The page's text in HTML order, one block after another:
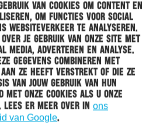
van cookies om content en
om functies voor social
websiteverkeer te analyseren.
je gebruik van onze site met
media, adverteren en analyse.
gegevens combineren met
ze heeft verstrekt of die ze
van jouw gebruik van hun
met onze cookies als u onze
er meer over in ons
van Google.
KIJKT UIT NAAR NAC BREDA-
GEVEN ONS EXTRA